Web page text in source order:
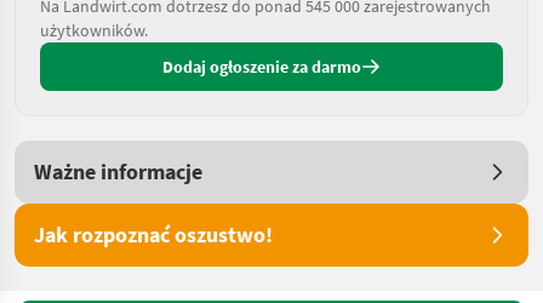
Na Landwirt.com dotrzesz do ponad 545 000 zarejestrowanych
użytkowników.
Dodaj ogłoszenie za darmo
Ważne informacje
Jak rozpoznać oszustwo!